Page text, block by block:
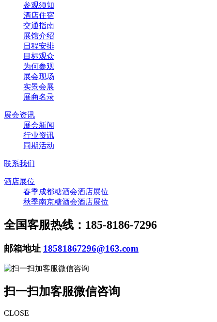
参观须知
酒店住宿
交通指南
展馆介绍
日程安排
目标观众
为何参观
展会现场
实景会展
展商名录
展会资讯
展会新闻
行业资讯
同期活动
联系我们
酒店展位
春季成都糖酒会酒店展位
秋季南京糖酒会酒店展位
全国客服热线：185-8186-7296
邮箱地址 18581867296@163.com
扫一扫加客服微信咨询
CLOSE